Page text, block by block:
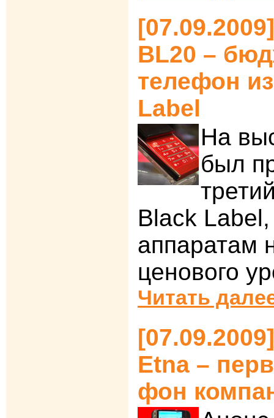
BL20 –
телефон
Label
На
был
Black
аппаратам
ценового
Читать
Etna –
фон